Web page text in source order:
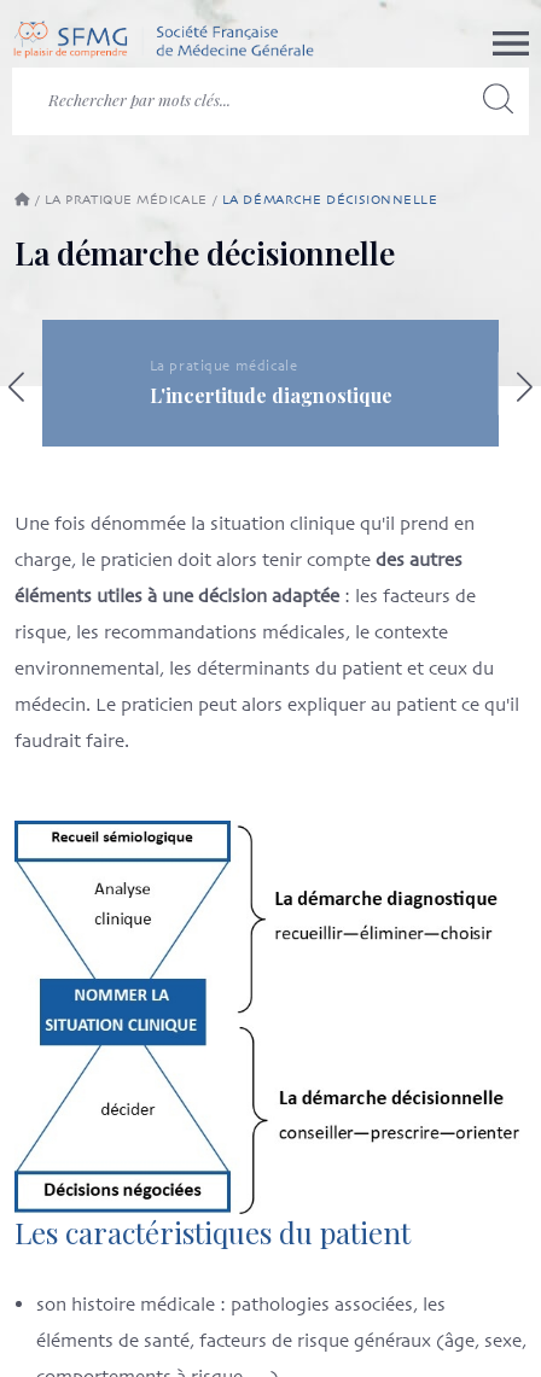
/ LA PRATIQUE MÉDICALE / LA DÉMARCHE DÉCISIONNELLE
La démarche décisionnelle
La pratique médicale
L'incertitude diagnostique
Une fois dénommée la situation clinique qu'il prend en
charge, le praticien doit alors tenir comptedes autres
éléments utiles à une décision adaptée: les facteurs de
risque, les recommandations médicales, le contexte
environnemental, les déterminants du patient et ceux du
médecin. Le praticien peut alors expliquer au patient ce qu'il
faudrait faire.
Les caractéristiques du patient
son histoire médicale : pathologies associées, les
éléments de santé, facteurs de risque généraux (âge, sexe,